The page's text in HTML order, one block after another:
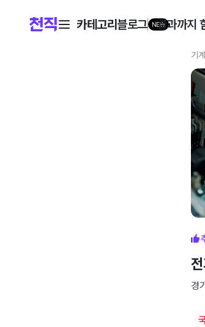
카테고리 블로그 NEW
결과까지
기
경